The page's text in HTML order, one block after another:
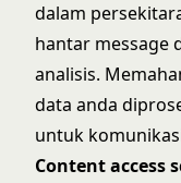
dalam
hantar message
analisis.
data anda
untuk
Content access